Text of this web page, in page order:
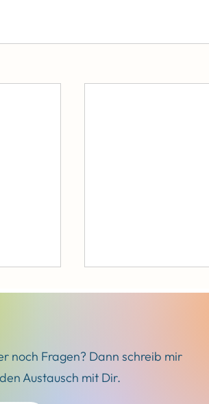
noch Fragen? Dann schreib mir
Austausch mit Dir.